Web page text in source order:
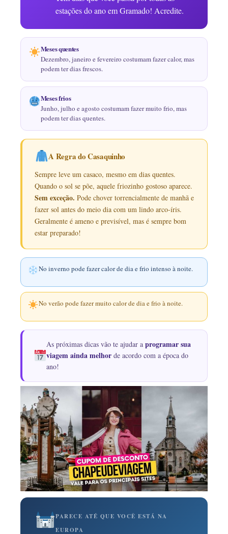
estações do ano em Gramado! Acredite.
Meses quentes
Dezembro, janeiro e fevereiro costumam fazer calor, mas
podem ter dias frescos.
Meses frios
Junho, julho e agosto costumam fazer muito frio, mas
podem ter dias quentes.
A Regra do Casaquinho
Sempre leve um casaco, mesmo em dias quentes.
Quando o sol se põe, aquele friozinho gostoso aparece.
Sem exceção. Pode chover torrencialmente de manhã e
fazer sol antes do meio dia com um lindo arco-íris.
Geralmente é ameno e previsível, mas é sempre bom
estar preparado!
No inverno pode fazer calor de dia e frio intenso à noite.
No verão pode fazer muito calor de dia e frio à noite.
As próximas dicas vão te ajudar aprogramar sua
viagem ainda melhor de acordo com a época do
ano!
PARECE ATÉ QUE VOCÊ ESTÁ NA
EUROPA